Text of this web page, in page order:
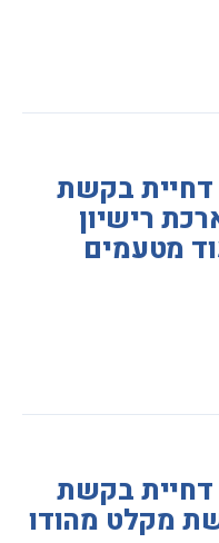
דחיית בקשת
רישיון
מטעמים
דחיית בקשת
מקלט מהודו